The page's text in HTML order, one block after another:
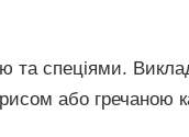
та спеціями.
або гречаною